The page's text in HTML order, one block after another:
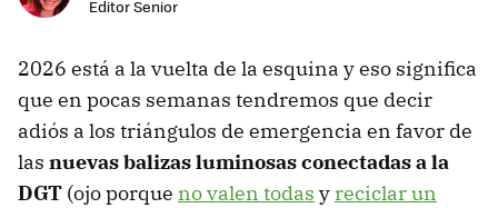
Editor Senior
2026 está a la vuelta de la esquina y eso significa
que en pocas semanas tendremos que decir
adiós a los triángulos de emergencia en favor de
las nuevas balizas luminosas conectadas a la
DGT (ojo porque no valen todas y reciclar un